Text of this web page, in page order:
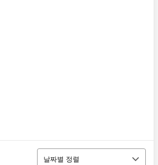
정렬
날짜별 정렬